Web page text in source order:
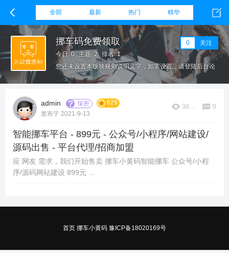
全部 最新 热门 精华
挪车码免费领取
今日: 0 主题: 2 排名: 1
0 关注
您还未设置本版块规则说明文字，如需设置，请登陆后台论
坛栏目，在该板块设置下方填写本版块规则。
0
admin 保密
629
发布于 2021-9-13
智能挪车平台 - 899元 - 公众号/小程序/网站建设/
源码出售 - 平台代理/招商加盟
应 网友 需求，我们开始售卖 挪车小黄码智能挪车 公众号/小程
序/源码网站建设 899元 ...
首页 挪车小黄码 豫ICP备18020169号